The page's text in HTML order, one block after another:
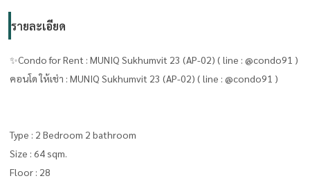
รายละเอียด
✨Condo for Rent : MUNIQ Sukhumvit 23 (AP-02) ( line : @condo91 )
คอนโด ให้เช่า : MUNIQ Sukhumvit 23 (AP-02) ( line : @condo91 )
Type : 2 Bedroom 2 bathroom
Size : 64 sqm.
Floor : 28